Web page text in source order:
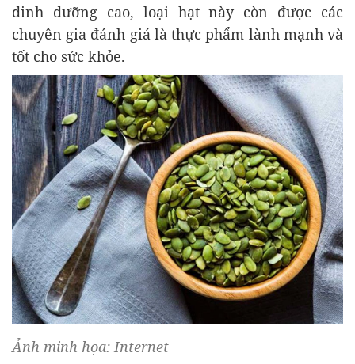
dinh dưỡng cao, loại hạt này còn được các
chuyên gia đánh giá là thực phẩm lành mạnh và
tốt cho sức khỏe.
Ảnh minh họa: Internet